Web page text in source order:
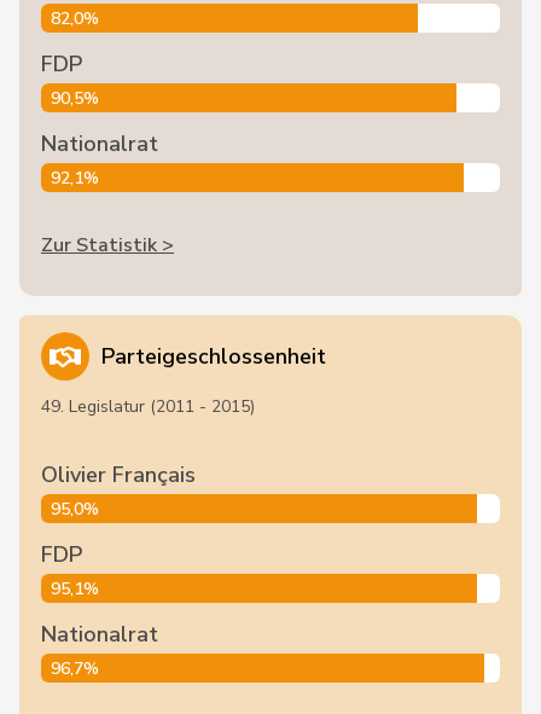
82,0%
FDP
90,5%
Nationalrat
92,1%
Zur Statistik >
Parteigeschlossenheit
49. Legislatur (2011 - 2015)
Olivier Français
95,0%
FDP
95,1%
Nationalrat
96,7%